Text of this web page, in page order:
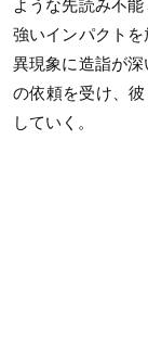
ような先読み不
強いインパクト
異現象に造詣が
の依頼を受け、
していく。